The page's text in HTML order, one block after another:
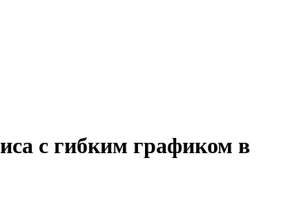
с гибким графиком в